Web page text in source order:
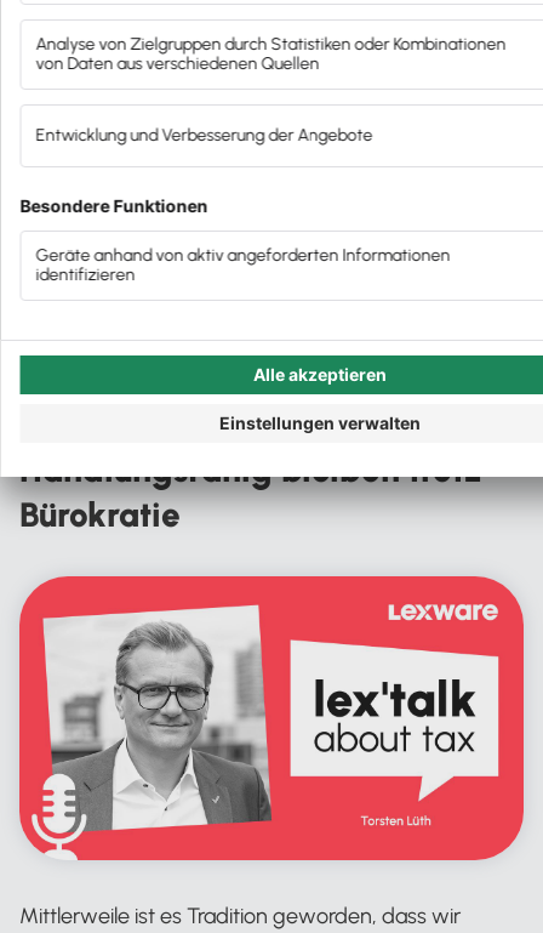
TOP-Kanzlei
Infowebinar für Mandanten: Jahreswechsel –
Lohn & Gehalt
Die vorangegangenen News
Unterstützern. An dieser Stelle deshalb ein großes
Danke von uns allen! Was Sie im letzten Newsletter
des Jahres erwartet? Wir lassen einiges kurz Revue
passieren und kündigen anderes schon mal für
2025 an. Und wie immer dürfen Sie sich auf
einen oder anderen Tipp freuen. Viel Spaß beim
Lesen und Hören, Patrick Nassall
Autor:in:Patrick Nassall
Kategorie:Steuerberater:innen
Podcast mit Torsten Lüth:
Handlungsfähig bleiben trotz
Bürokratie
Mittlerweile ist es Tradition geworden, dass wir